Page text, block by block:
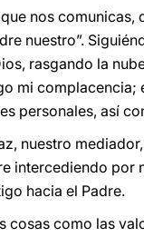
nos
nuestro”.
rasgando la
mi
personales, así
nuestro
intercediendo
hacia el Padre.
cosas como las